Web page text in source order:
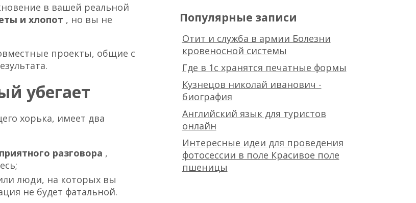
в вашей реальной
и хлопот , но вы не
проекты, общие с
убегает
хорька, имеет два
разговора ,
люди, на которых вы
не будет фатальной.
Популярные записи
Отит и служба в армии Болезни
кровеносной системы
Где в 1с хранятся печатные формы
Кузнецов николай иванович -
биография
Английский язык для туристов
онлайн
Интересные идеи для проведения
фотосессии в поле Красивое поле
пшеницы